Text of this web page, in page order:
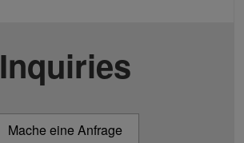
Inquiries
Mache eine Anfrage